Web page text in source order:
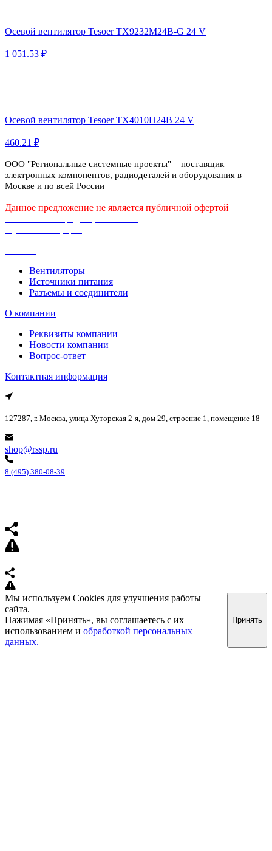
Осевой вентилятор Tesoer TX9232M24B-G 24 V
1 051.53 ₽
Осевой вентилятор Tesoer TX4010H24B 24 V
460.21 ₽
ООО "Региональные системные проекты" – поставщик
электронных компонентов, радиодеталей и оборудования в
Москве и по всей России
Данное предложение не является публичной офертой
Вентиляторы
Источники питания
Разъемы и соединители
О компании
Реквизиты компании
Новости компании
Вопрос-ответ
Контактная информация
127287, г. Москва, улица Хуторская 2-я, дом 29, строение 1, помещение 18
shop@rssp.ru
8 (495) 380-08-39
Мы используем Cookies для улучшения работы
сайта.
Нажимая «Принять», вы соглашаетесь с их
использованием и обработкой персональных
данных.
Принять